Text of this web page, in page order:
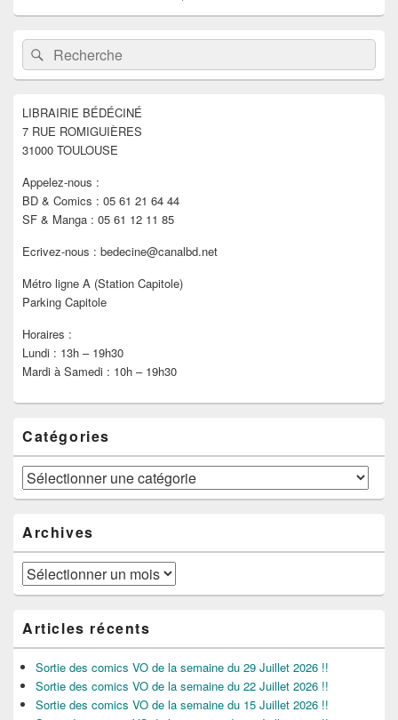
Zone
principale
de
widget
barre
latérale
Recherche :Rechercher
LIBRAIRIE BÉDÉCINÉ
7 RUE ROMIGUIÈRES
31000 TOULOUSE
Appelez-nous :
BD & Comics : 05 61 21 64 44
SF & Manga : 05 61 12 11 85
Ecrivez-nous : bedecine@canalbd.net
Métro ligne A (Station Capitole)
Parking Capitole
Horaires :
Lundi : 13h – 19h30
Mardi à Samedi : 10h – 19h30
Catégories
Catégories
Archives
Archives
Articles récents
Sortie des comics VO de la semaine du 29 Juillet 2026 !!
Sortie des comics VO de la semaine du 22 Juillet 2026 !!
Sortie des comics VO de la semaine du 15 Juillet 2026 !!